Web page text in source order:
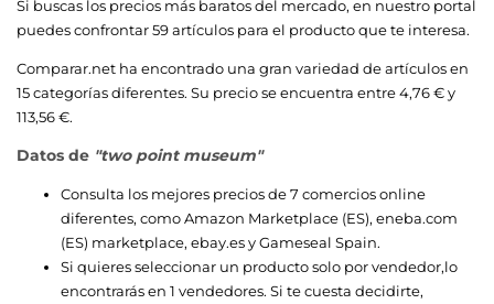
Si buscas los precios más baratos del mercado, en nuestro portal
puedes confrontar 59 artículos para el producto que te interesa.
Comparar.net ha encontrado una gran variedad de artículos en
15 categorías diferentes. Su precio se encuentra entre 4,76 € y
113,56 €.
Datos de "two point museum"
Consulta los mejores precios de 7 comercios online
diferentes, comoAmazon Marketplace (ES), eneba.com
(ES) marketplace, ebay.esyGameseal Spain.
Si quieres seleccionar un producto solo por vendedor,lo
encontrarás en 1 vendedores. Si te cuesta decidirte,